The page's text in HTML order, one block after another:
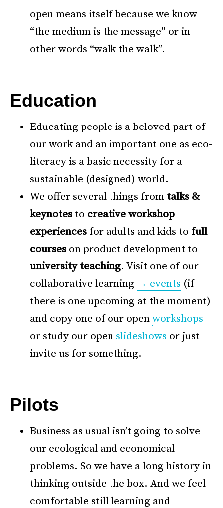
open means itself because we know
“the medium is the message” or in
other words “walk the walk”.
Education
Educating people is a beloved part of
our work and an important one as eco-
literacy is a basic necessity for a
sustainable (designed) world.
We offer several things from talks &
keynotes to creative workshop
experiences for adults and kids to full
courses on product development to
university teaching. Visit one of our
collaborative learning → events (if
there is one upcoming at the moment)
and copy one of our openworkshops
or study our open slideshows or just
invite us for something.
Pilots
Business as usual isn’t going to solve
our ecological and economical
problems. So we have a long history in
thinking outside the box. And we feel
comfortable still learning and